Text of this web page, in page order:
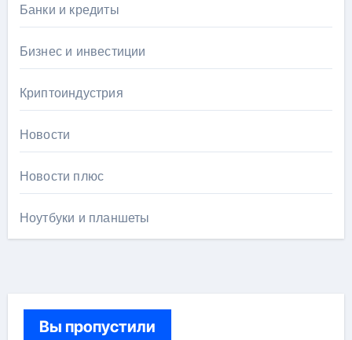
Банки и кредиты
Бизнес и инвестиции
Криптоиндустрия
Новости
Новости плюс
Ноутбуки и планшеты
Вы пропустили